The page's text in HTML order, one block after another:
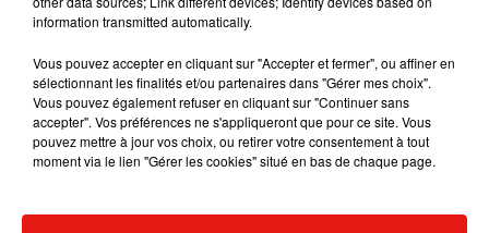
7 août 2026
Angèle et Amélie Lens dévoilent leur
collaboration tant attendue
information transmitted automatically.
Vous pouvez accepter en cliquant sur "Accepter et fermer", ou affiner en
sélectionnant les finalités et/ou partenaires dans "Gérer mes choix".
Vous pouvez également refuser en cliquant sur "Continuer sans
accepter". Vos préférences ne s'appliqueront que pour ce site. Vous
pouvez mettre à jour vos choix, ou retirer votre consentement à tout
moment via le lien "Gérer les cookies" situé en bas de chaque page.